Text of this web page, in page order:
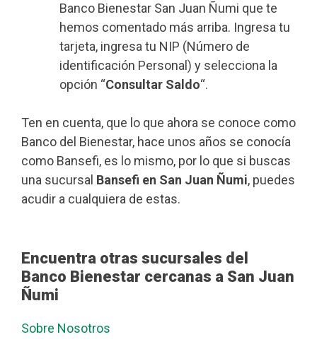
Banco Bienestar San Juan Ñumi que te
hemos comentado más arriba. Ingresa tu
tarjeta, ingresa tu NIP (Número de
identificación Personal) y selecciona la
opción “Consultar Saldo“.
Ten en cuenta, que lo que ahora se conoce como
Banco del Bienestar, hace unos años se conocía
como Bansefi, es lo mismo, por lo que si buscas
una sucursal Bansefi en San Juan Ñumi, puedes
acudir a cualquiera de estas.
Encuentra otras sucursales del
Banco Bienestar cercanas a San Juan
Ñumi
Sobre Nosotros